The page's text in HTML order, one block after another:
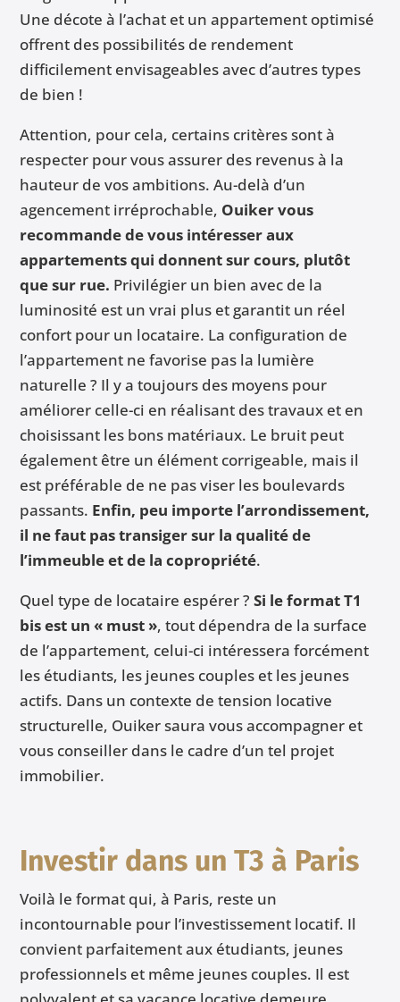
Une décote à l’achat et un appartement optimisé
offrent des possibilités de rendement
difficilement envisageables avec d’autres types
de bien !
Attention, pour cela, certains critères sont à
respecter pour vous assurer des revenus à la
hauteur de vos ambitions. Au-delà d’un
agencement irréprochable, Ouiker vous
recommande de vous intéresser aux
appartements qui donnent sur cours, plutôt
que sur rue. Privilégier un bien avec de la
luminosité est un vrai plus et garantit un réel
confort pour un locataire. La configuration de
l’appartement ne favorise pas la lumière
naturelle ? Il y a toujours des moyens pour
améliorer celle-ci en réalisant des travaux et en
choisissant les bons matériaux. Le bruit peut
également être un élément corrigeable, mais il
est préférable de ne pas viser les boulevards
passants. Enfin, peu importe l’arrondissement,
il ne faut pas transiger sur la qualité de
l’immeuble et de la copropriété.
Quel type de locataire espérer ?Si le format T1
bis est un « must », tout dépendra de la surface
de l’appartement, celui-ci intéressera forcément
les étudiants, les jeunes couples et les jeunes
actifs. Dans un contexte de tension locative
structurelle, Ouiker saura vous accompagner et
vous conseiller dans le cadre d’un tel projet
immobilier.
Investir dans un T3 à Paris
Voilà le format qui, à Paris, reste un
incontournable pour l’investissement locatif. Il
convient parfaitement aux étudiants, jeunes
professionnels et même jeunes couples. Il est